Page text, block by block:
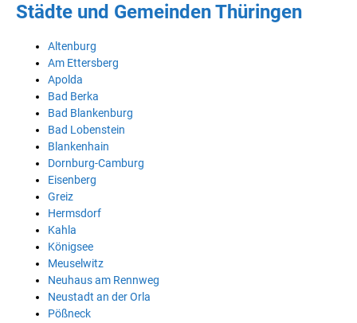
Städte und Gemeinden Thüringen
Altenburg
Am Ettersberg
Apolda
Bad Berka
Bad Blankenburg
Bad Lobenstein
Blankenhain
Dornburg-Camburg
Eisenberg
Greiz
Hermsdorf
Kahla
Königsee
Meuselwitz
Neuhaus am Rennweg
Neustadt an der Orla
Pößneck